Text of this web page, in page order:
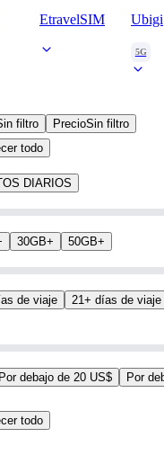
EtravelSIM Ubigi
5G
filtro PrecioSin filtro
todo
DIARIOS
30GB+ 50GB+
de viaje
21+ días de viaje
Por debajo de 20 US$
Por
todo